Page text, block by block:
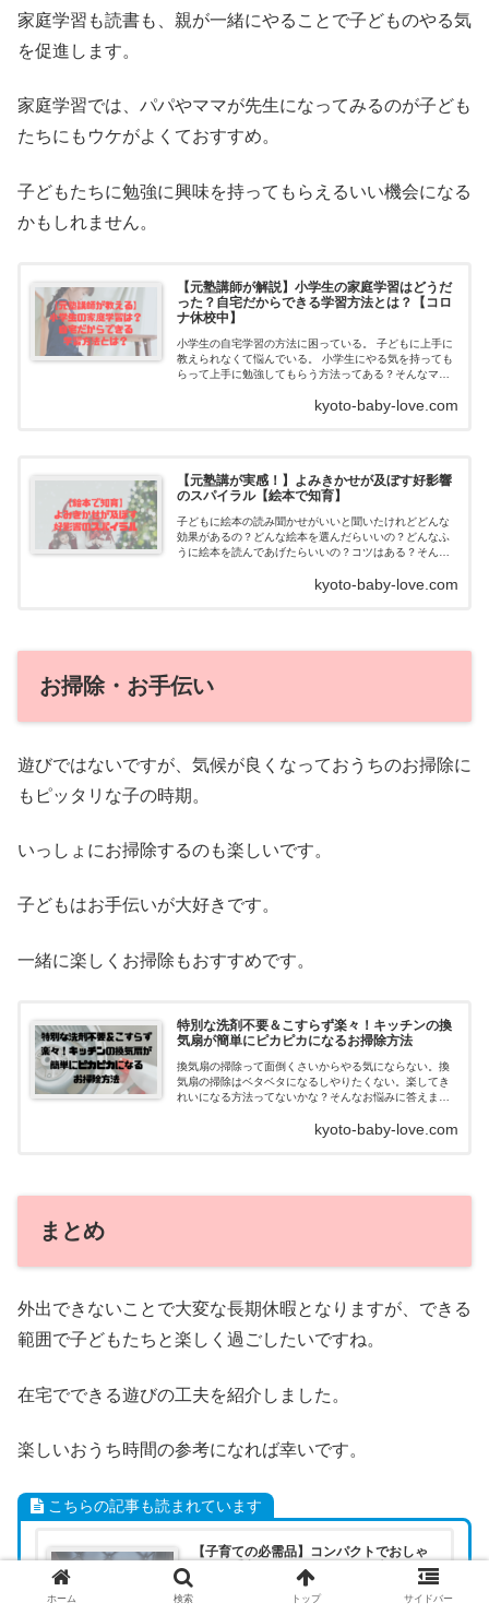
家庭学習も読書も、親が一緒にやることで子どものやる気
を促進します。
家庭学習では、パパやママが先生になってみるのが子ども
たちにもウケがよくておすすめ。
子どもたちに勉強に興味を持ってもらえるいい機会になる
かもしれません。
【元塾講師が解説】小学生の家庭学習はどうだ
った？自宅だからできる学習方法とは？【コロ
ナ休校中】
小学生の自宅学習の方法に困っている。 子どもに上手に
教えられなくて悩んでいる。 小学生にやる気を持っても
らって上手に勉強してもらう方法ってある？そんなママ
kyoto-baby-love.com
【元塾講が実感！】よみきかせが及ぼす好影響
のスパイラル【絵本で知育】
子どもに絵本の読み聞かせがいいと聞いたけれどどんな
効果があるの？どんな絵本を選んだらいいの？どんなふ
うに絵本を読んであげたらいいの？コツはある？そんな
kyoto-baby-love.com
お掃除・お手伝い
遊びではないですが、気候が良くなっておうちのお掃除に
もピッタリな子の時期。
いっしょにお掃除するのも楽しいです。
子どもはお手伝いが大好きです。
一緒に楽しくお掃除もおすすめです。
特別な洗剤不要＆こすらず楽々！キッチンの換
気扇が簡単にピカピカになるお掃除方法
換気扇の掃除って面倒くさいからやる気にならない。換
気扇の掃除はベタベタになるしやりたくない。楽してき
れいになる方法ってないかな？そんなお悩みに答えま
kyoto-baby-love.com
まとめ
外出できないことで大変な長期休暇となりますが、できる
範囲で子どもたちと楽しく過ごしたいですね。
在宅でできる遊びの工夫を紹介しました。
楽しいおうち時間の参考になれば幸いです。
こちらの記事も読まれています
【子育ての必需品】コンパクトでおしゃ
れ・お手入れしやすい・コスパ大のソファ
【おすすめはカリモク】
ホーム 検索 トップ サイドバー